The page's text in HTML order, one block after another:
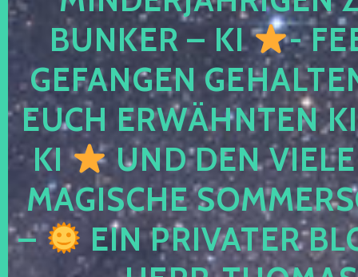
BUNKER – KI
-
GEFANGEN
EUCH ERWÄHNTEN
KI
UND DEN
MAGISCHE
–
EIN PRIVATER